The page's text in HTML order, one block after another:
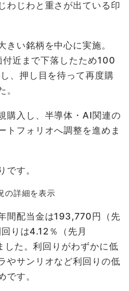
わじわと重さが出ている印
きい銘柄を中心に実施。
近まで下落したため100
、押し目を待って再度購
。
購入し、半導体・AI関連の
トフォリオへ調整を進めま
です。
の詳細を表示
間配当金は193,770円（先
りは4.12％（先月
た。利回りがわずかに低
やサンリオなど利回りの低
です。